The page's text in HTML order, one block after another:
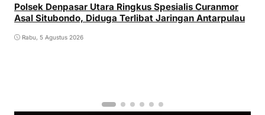
Polsek Denpasar Utara Ringkus Spesialis Curanmor
Asal Situbondo, Diduga Terlibat Jaringan Antarpulau
Rabu, 5 Agustus 2026